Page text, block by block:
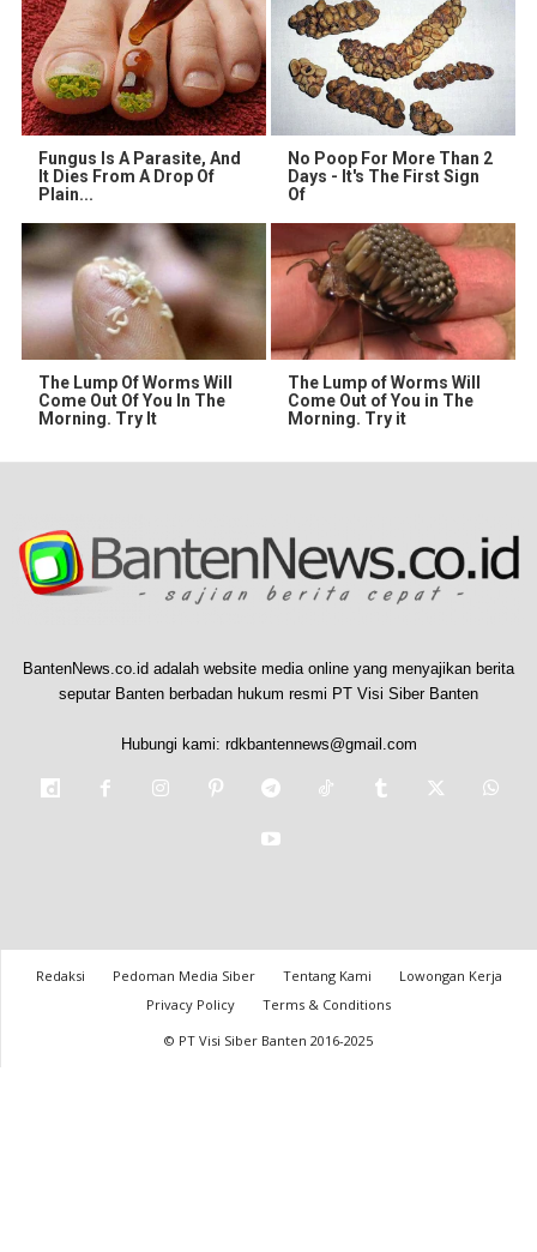
Fungus Is A Parasite, And
It Dies From A Drop Of
Plain...
No Poop For More Than 2
Days - It's The First Sign
Of
The Lump Of Worms Will
Come Out Of You In The
Morning. Try It
The Lump of Worms Will
Come Out of You in The
Morning. Try it
BantenNews.co.id adalah website media online yang menyajikan berita
seputar Banten berbadan hukum resmi PT Visi Siber Banten
Hubungi kami: rdkbantennews@gmail.com
Redaksi Pedoman Media Siber Tentang Kami
Lowongan Kerja
Privacy Policy
Terms & Conditions
© PT Visi Siber Banten 2016-2025